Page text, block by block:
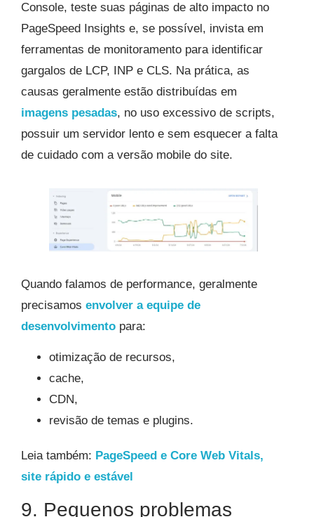
Console, teste suas páginas de alto impacto no
PageSpeed Insights e, se possível, invista em
ferramentas de monitoramento para identificar
gargalos de LCP, INP e CLS. Na prática, as
causas geralmente estão distribuídas em
imagens pesadas, no uso excessivo de scripts,
possuir um servidor lento e sem esquecer a falta
de cuidado com a versão mobile do site.
Quando falamos de performance, geralmente
precisamos envolver a equipe de
desenvolvimento para:
otimização de recursos,
cache,
CDN,
revisão de temas e plugins.
Leia também: PageSpeed e Core Web Vitals,
site rápido e estável
9. Pequenos problemas